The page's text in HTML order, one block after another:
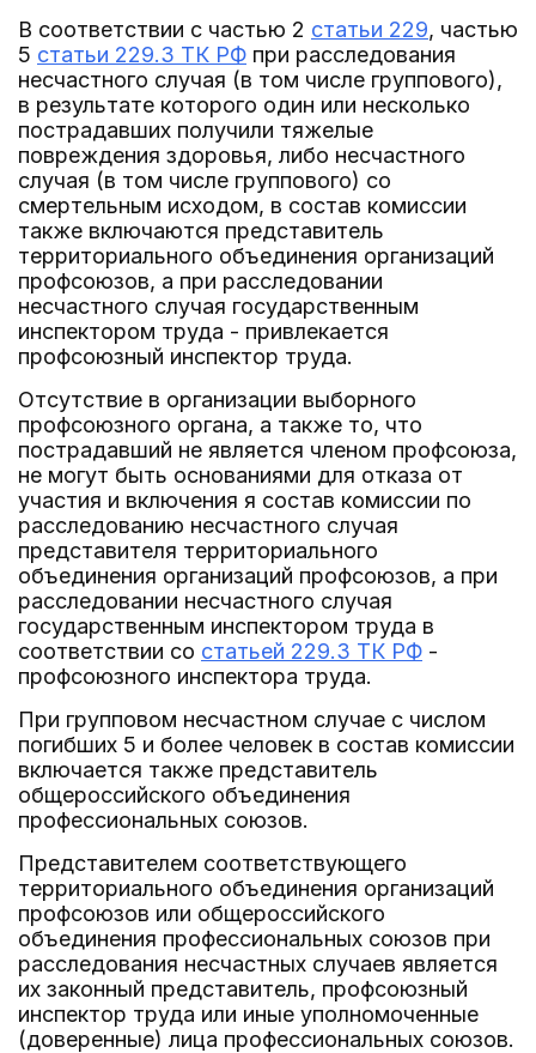
В соответствии с частью 2 статьи 229, частью
5 статьи 229.3 ТК РФ при расследования
несчастного случая (в том числе группового),
в результате которого один или несколько
пострадавших получили тяжелые
повреждения здоровья, либо несчастного
случая (в том числе группового) со
смертельным исходом, в состав комиссии
также включаются представитель
территориального объединения организаций
профсоюзов, а при расследовании
несчастного случая государственным
инспектором труда - привлекается
профсоюзный инспектор труда.
Отсутствие в организации выборного
профсоюзного органа, а также то, что
пострадавший не является членом профсоюза,
не могут быть основаниями для отказа от
участия и включения я состав комиссии по
расследованию несчастного случая
представителя территориального
объединения организаций профсоюзов, а при
расследовании несчастного случая
государственным инспектором труда в
соответствии со статьей 229.3 ТК РФ -
профсоюзного инспектора труда.
При групповом несчастном случае с числом
погибших 5 и более человек в состав комиссии
включается также представитель
общероссийского объединения
профессиональных союзов.
Представителем соответствующего
территориального объединения организаций
профсоюзов или общероссийского
объединения профессиональных союзов при
расследования несчастных случаев является
их законный представитель, профсоюзный
инспектор труда или иные уполномоченные
(доверенные) лица профессиональных союзов.